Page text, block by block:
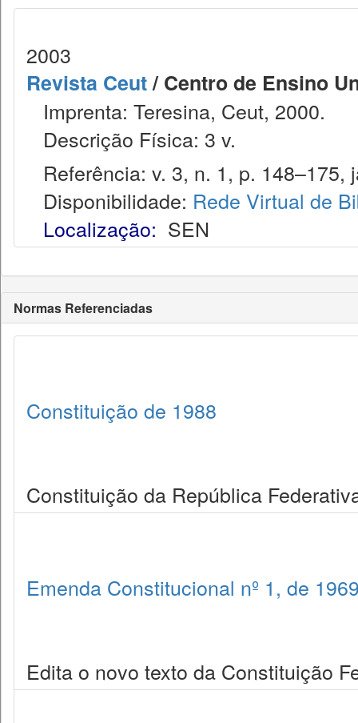
2003
Revista Ceut/ Centro de Ensino
Imprenta: Teresina, Ceut, 2000.
Descrição Física: 3 v.
Referência: v. 3, n. 1, p. 148–175,
Disponibilidade: Rede Virtual de
Localização: SEN
Normas Referenciadas
Constituição de 1988
Constituição da República
Emenda Constitucional nº 1, de
Edita o novo texto da Constituição